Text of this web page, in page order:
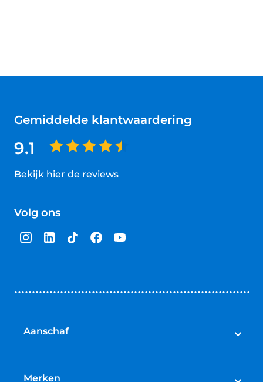
Gemiddelde klantwaardering
9.1
Bekijk hier de reviews
van
sterren
Volg ons
Aanschaf
Speed pedelecs
Merken